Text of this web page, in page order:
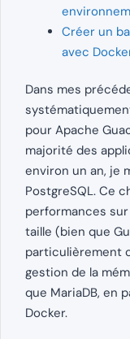
Créer un
avec
Dans mes
pour Apache
majorité des
environ un an, je
PostgreSQL. Ce
performances
taille (bien que
particulièrement
gestion de la
que MariaDB, en
Docker.